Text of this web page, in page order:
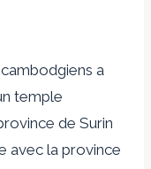
a
temple
de Surin
avec la province